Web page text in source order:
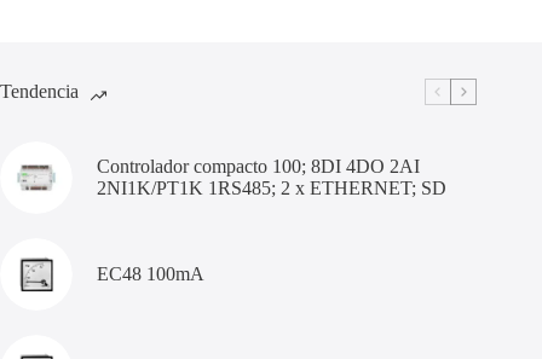
Tendencia
Controlador compacto 100; 8DI 4DO 2AI
2NI1K/PT1K 1RS485; 2 x ETHERNET; SD
EC48 100mA